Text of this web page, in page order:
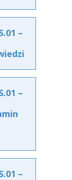
–
–
–